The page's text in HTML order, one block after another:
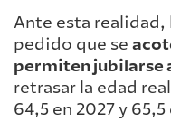
Ante esta realidad,
pedido que se
permiten jubilarse
retrasar la edad
64,5 en 2027 y